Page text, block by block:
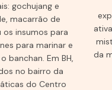
gochujang e
macarrão de
insumos para
para marinar e
banchan. Em BH,
no bairro da
do Centro
da